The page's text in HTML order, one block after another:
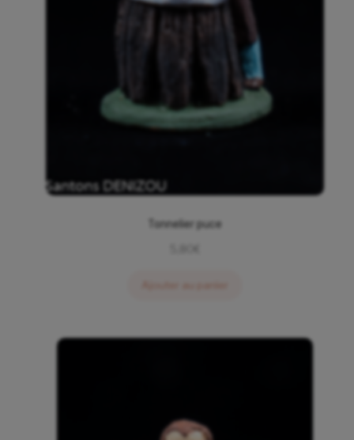
Tonnelier puce